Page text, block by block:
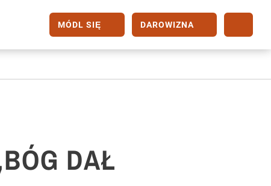
MÓDL SIĘ DAROWIZNA
DAŁ